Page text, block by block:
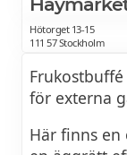
Kaffe och te
och mycket
Hötorget 13-15
111 57 Stockholm
för externa
Här finns